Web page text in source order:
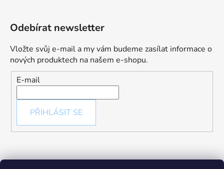
Odebírat newsletter
Vložte svůj e-mail a my vám budeme zasílat informace o
nových produktech na našem e-shopu.
E-mail
PŘIHLÁSIT SE